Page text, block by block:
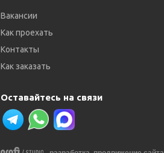
Вакансии
Как проехать
Контакты
Как заказать
Оставайтесь на связи